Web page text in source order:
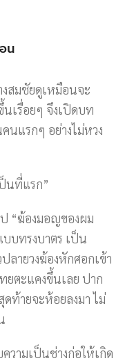
น
งสมชัยดูเหมือนจะ
นเรื่อยๆ จึงเปิดบท
นแรกๆ อย่างไม่หวง
นที่แรก”
“ฆ้องมอญของผม
บทรงบาตร เป็น
ลายวงฆ้องหักศอกเข้า
ยตะแคงขึ้นเลย ปาก
ดท้ายจะห้อยลงมา ไม่
ามเป็นช่างก่อให้เกิด